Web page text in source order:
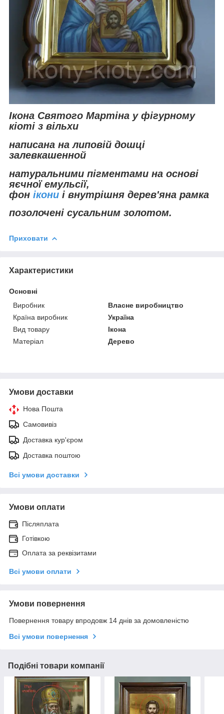
Ікона Святого Мартіна у фігурному
кіоті з вільхи
написана на липовій дошці
залевкашенной
натуральними пігментами на основі
яєчної емульсії,
фон ікони і внутрішня дерев'яна рамка
позолочені сусальним золотом.
Приховати
Характеристики
Основні
Виробник
Власне виробництво
Країна виробник
Україна
Вид товару
Ікона
Матеріал
Дерево
Умови доставки
Нова Пошта
Самовивіз
Доставка кур'єром
Доставка поштою
Всі умови доставки
Умови оплати
Післяплата
Готівкою
Оплата за реквізитами
Всі умови оплати
Умови повернення
Повернення товару впродовж 14 днів за домовленістю
Всі умови повернення
Подібні товари компанії